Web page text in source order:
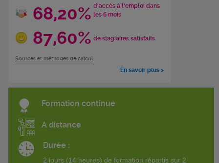
68,20% d'accès à l'emploi dans
les 6 mois
87,60% de stagiaires satisfaits
Sources et méthodes de calcul
En savoir plus >
Formation continue
A distance
Durée :
2 jours (14 heures) de formation répartis sur 2